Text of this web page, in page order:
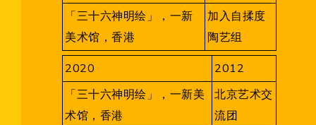
「三十六神明绘」，一新
美术馆，香港
加入自揉度
陶艺组
2020
2012
「三十六神明绘」，一新美
术馆，香港
北京艺术交
流团